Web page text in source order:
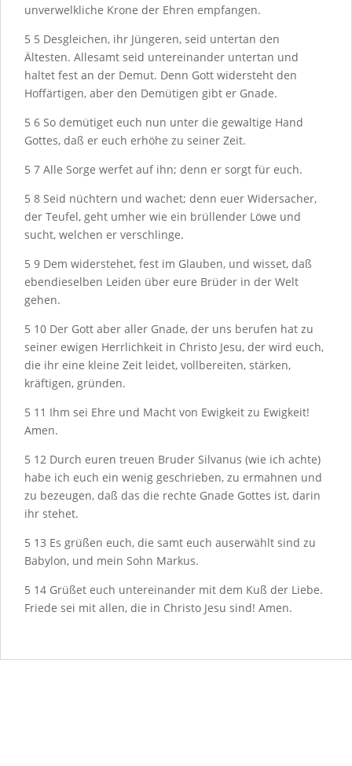
unverwelkliche Krone der Ehren empfangen.
5 5 Desgleichen, ihr Jüngeren, seid untertan den
Ältesten. Allesamt seid untereinander untertan und
haltet fest an der Demut. Denn Gott widersteht den
Hoffärtigen, aber den Demütigen gibt er Gnade.
5 6 So demütiget euch nun unter die gewaltige Hand
Gottes, daß er euch erhöhe zu seiner Zeit.
5 7 Alle Sorge werfet auf ihn; denn er sorgt für euch.
5 8 Seid nüchtern und wachet; denn euer Widersacher,
der Teufel, geht umher wie ein brüllender Löwe und
sucht, welchen er verschlinge.
5 9 Dem widerstehet, fest im Glauben, und wisset, daß
ebendieselben Leiden über eure Brüder in der Welt
gehen.
5 10 Der Gott aber aller Gnade, der uns berufen hat zu
seiner ewigen Herrlichkeit in Christo Jesu, der wird euch,
die ihr eine kleine Zeit leidet, vollbereiten, stärken,
kräftigen, gründen.
5 11 Ihm sei Ehre und Macht von Ewigkeit zu Ewigkeit!
Amen.
5 12 Durch euren treuen Bruder Silvanus (wie ich achte)
habe ich euch ein wenig geschrieben, zu ermahnen und
zu bezeugen, daß das die rechte Gnade Gottes ist, darin
ihr stehet.
5 13 Es grüßen euch, die samt euch auserwählt sind zu
Babylon, und mein Sohn Markus.
5 14 Grüßet euch untereinander mit dem Kuß der Liebe.
Friede sei mit allen, die in Christo Jesu sind! Amen.